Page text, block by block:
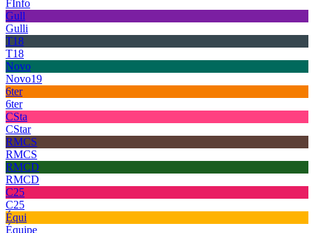
FInfo
Gull
Gulli
T18
T18
Novo
Novo19
6ter
6ter
CSta
CStar
RMCS
RMCS
RMCD
RMCD
C25
C25
Équi
Équipe